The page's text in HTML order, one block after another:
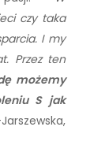
czy taka
I my
Przez ten
możemy
S jak